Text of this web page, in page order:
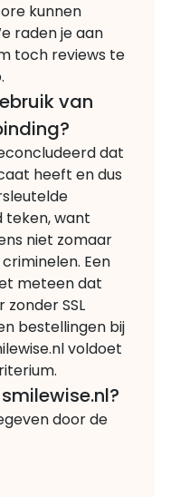
kunnen
raden je aan
toch reviews te
van
dat
heeft en dus
teken, want
niet zomaar
Een
meteen dat
SSL
bestellingen bij
voldoet
door de